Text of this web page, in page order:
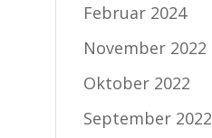
Februar 2024
November 2022
Oktober 2022
September 2022